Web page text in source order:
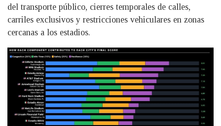
del transporte público, cierres temporales de calles,
carriles exclusivos y restricciones vehiculares en zonas
cercanas a los estadios.